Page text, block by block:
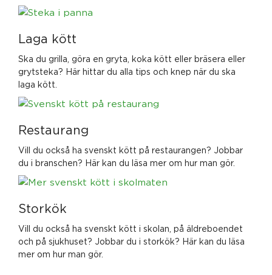
Laga kött
Ska du grilla, göra en gryta, koka kött eller bräsera eller
grytsteka? Här hittar du alla tips och knep när du ska
laga kött.
Restaurang
Vill du också ha svenskt kött på restaurangen? Jobbar
du i branschen? Här kan du läsa mer om hur man gör.
Storkök
Vill du också ha svenskt kött i skolan, på äldreboendet
och på sjukhuset? Jobbar du i storkök? Här kan du läsa
mer om hur man gör.